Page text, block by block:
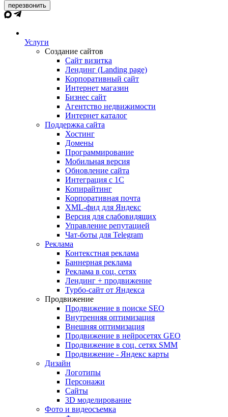
перезвонить
Услуги
Создание сайтов
Сайт визитка
Лендинг (Landing page)
Корпоративный сайт
Интернет магазин
Бизнес сайт
Агентство недвижимости
Интернет каталог
Поддержка сайта
Хостинг
Домены
Программирование
Мобильная версия
Обновление сайта
Интеграция с 1С
Копирайтинг
Корпоративная почта
XML-фид для Яндекс
Версия для слабовидящих
Управление репутацией
Чат-боты для Telegram
Реклама
Контекстная реклама
Баннерная реклама
Реклама в соц. сетях
Лендинг + продвижение
Турбо-сайт от Яндекса
Продвижение
Продвижение в поиске SEO
Внутренняя оптимизация
Внешняя оптимизация
Продвижение в нейросетях GEO
Продвижение в соц. сетях SMM
Продвижение - Яндекс карты
Дизайн
Логотипы
Персонажи
Сайты
3D моделирование
Фото и видеосъемка